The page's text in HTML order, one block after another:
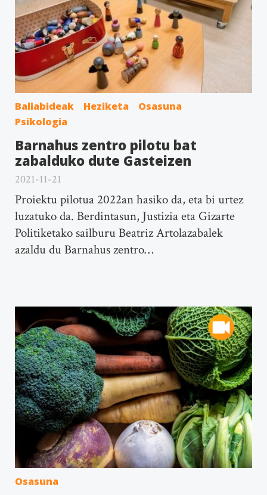
Baliabideak Heziketa
Osasuna
Psikologia
Barnahus zentro pilotu bat
zabalduko dute Gasteizen
2021-11-21
Proiektu pilotua 2022an hasiko da, eta bi urtez
luzatuko da. Berdintasun, Justizia eta Gizarte
Politiketako sailburu Beatriz Artolazabalek
azaldu du Barnahus zentro…
Osasuna